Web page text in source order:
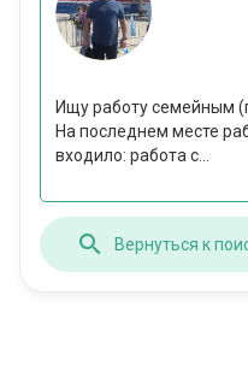
Ищу работу семейным
На последнем месте
входило: работа с...
Вернуться к